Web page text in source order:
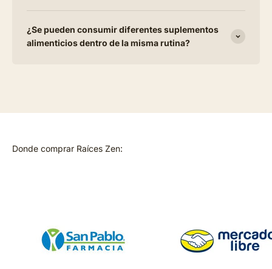
¿Se pueden consumir diferentes suplementos
alimenticios dentro de la misma rutina?
Donde comprar Raíces Zen: